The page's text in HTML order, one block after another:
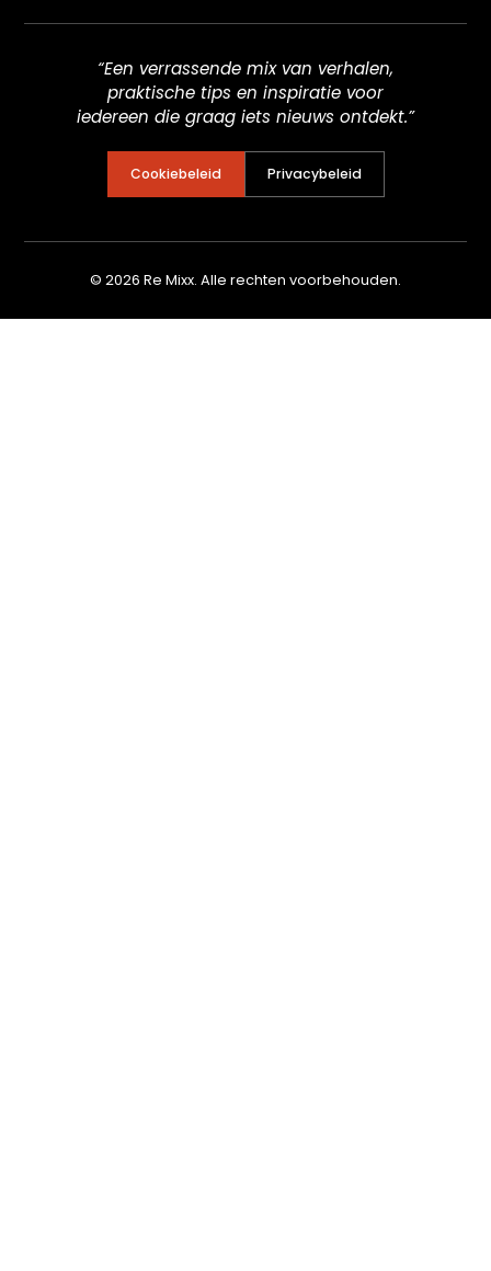
“Een verrassende mix van verhalen,
praktische tips en inspiratie voor
iedereen die graag iets nieuws ontdekt.”
Cookiebeleid Privacybeleid
© 2026 Re Mixx. Alle rechten voorbehouden.